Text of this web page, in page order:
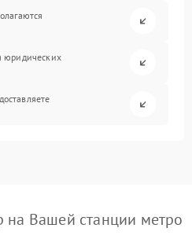
юридических
Вашей станции метро